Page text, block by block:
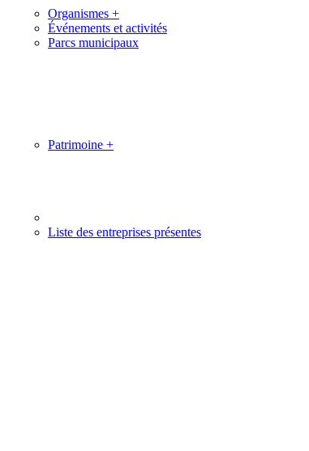
Organismes +
Événements et activités
Parcs municipaux
Patrimoine +
Liste des entreprises présentes